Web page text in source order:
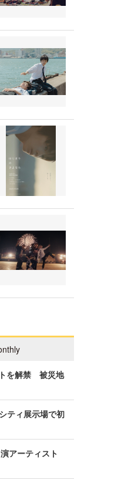
を解禁 被災地
ティ展示場で初
アーティスト